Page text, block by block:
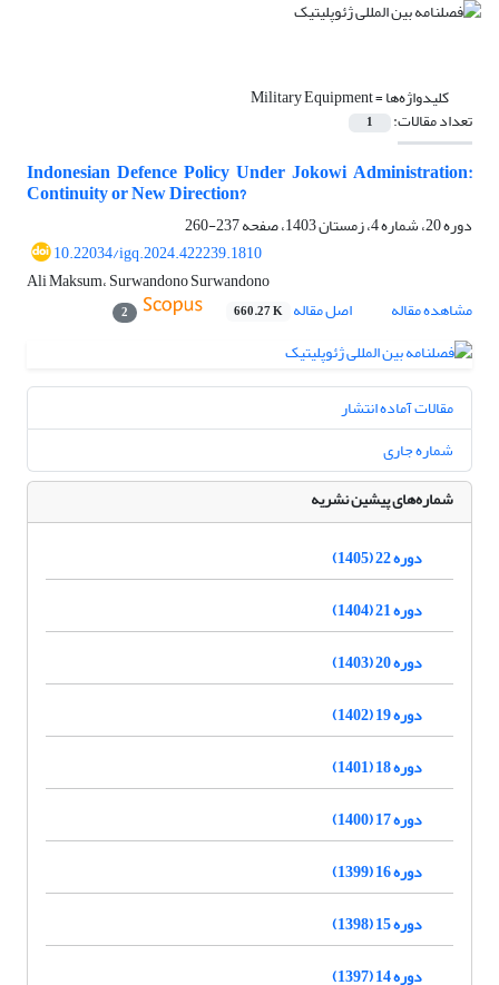
کلیدواژه‌ها =Military Equipment
تعداد مقالات: 1
Indonesian Defence Policy Under Jokowi Administration:
Continuity or New Direction?
دوره 20، شماره 4، زمستان 1403، صفحه
237-260
10.22034/igq.2024.422239.1810
Ali Maksum، Surwandono Surwandono
مشاهده مقاله
اصل مقاله 660.27 K
2
مقالات آماده انتشار
شماره جاری
شماره‌های پیشین نشریه
دوره 22 (1405)
دوره 21 (1404)
دوره 20 (1403)
دوره 19 (1402)
دوره 18 (1401)
دوره 17 (1400)
دوره 16 (1399)
دوره 15 (1398)
دوره 14 (1397)